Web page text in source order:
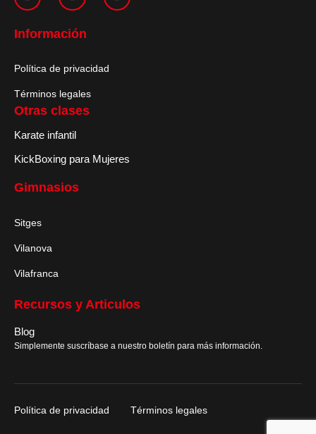
Información
Política de privacidad
Términos legales
Otras clases
Karate infantil
KickBoxing para Mujeres
Gimnasios
Sitges
Vilanova
Vilafranca
Recursos y Articulos
Blog
Simplemente suscríbase a nuestro boletín para más información.
Política de privacidad Términos legales